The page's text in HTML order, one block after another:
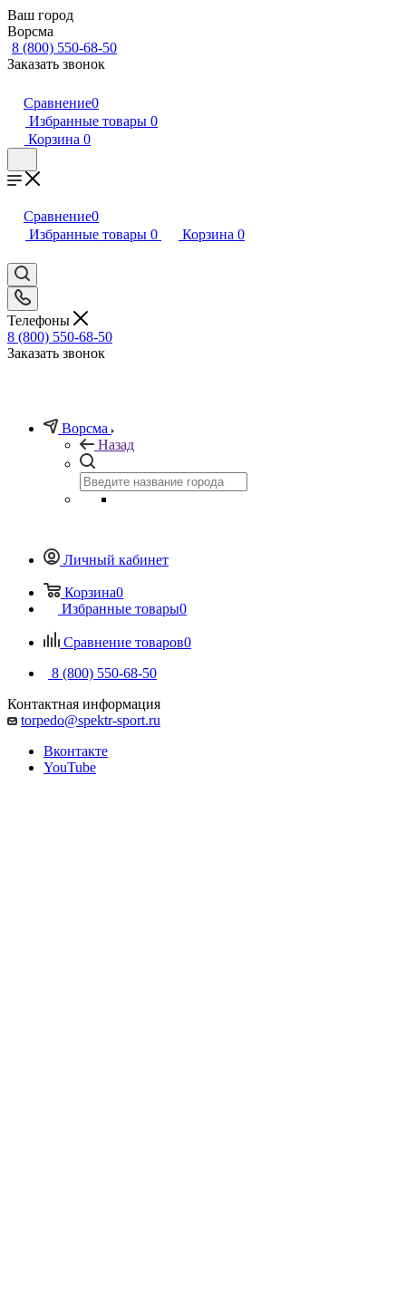
Ваш город
Ворсма
8 (800) 550-68-50
Заказать звонок
Сравнение0
Избранные товары 0
Корзина 0
Сравнение0
Избранные товары 0 Корзина 0
Телефоны
8 (800) 550-68-50
Заказать звонок
Ворсма
Назад
Личный кабинет
Корзина0
Избранные товары0
Сравнение товаров0
8 (800) 550-68-50
Контактная информация
torpedo@spektr-sport.ru
Вконтакте
YouTube